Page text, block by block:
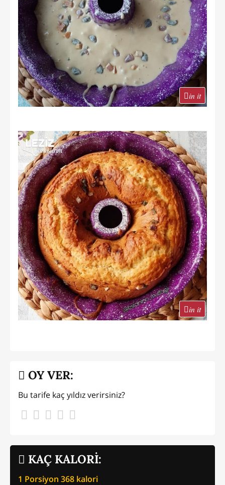
in it
in it
KAÇ KALORİ:
1 Porsiyon 368 kalori
OY VER:
Bu tarife kaç yıldız verirsiniz?